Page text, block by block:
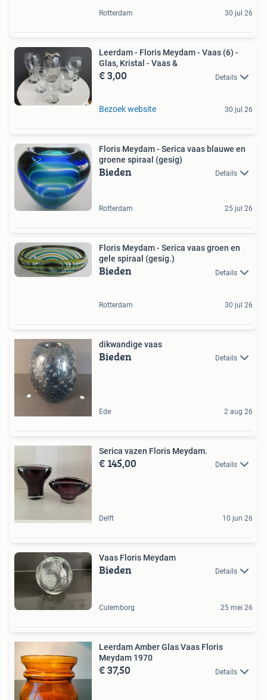
Rotterdam 30 jul 26
Leerdam - Floris Meydam - Vaas (6) -
Glas, Kristal - Vaas &
€ 3,00 Details
Bezoek website 30 jul 26
Floris Meydam - Serica vaas blauwe en
groene spiraal (gesig)
Bieden Details
Rotterdam 25 jul 26
Floris Meydam - Serica vaas groen en
gele spiraal (gesig.)
Bieden Details
Rotterdam 30 jul 26
dikwandige vaas
Bieden Details
Ede 2 aug 26
Serica vazen Floris Meydam.
€ 145,00 Details
Delft 10 jun 26
Vaas Floris Meydam
Bieden Details
Culemborg 25 mei 26
Leerdam Amber Glas Vaas Floris
Meydam 1970
€ 37,50 Details